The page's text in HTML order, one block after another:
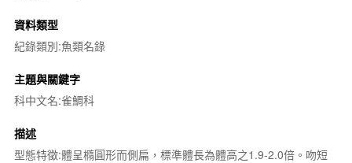
資料類型
紀錄類別:魚類名錄
主題與關鍵字
科中文名:雀鯛科
描述
型態特徵:體呈橢圓形而側扁，標準體長為體高之1.9-2.0倍。吻短